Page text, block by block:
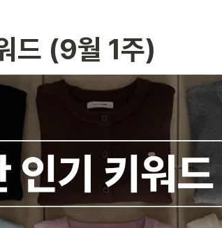
드 (9월 1주)